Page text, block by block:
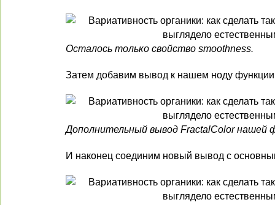
Осталось только свойство smoothness.
Затем добавим вывод к нашем ноду
Дополнительный вывод FractalColorнашей
И наконец соединим новый вывод с